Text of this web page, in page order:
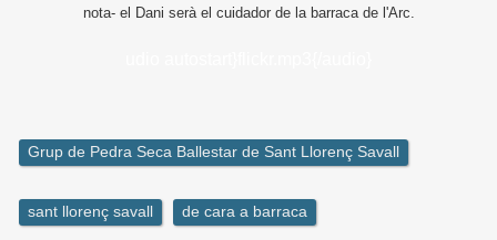
nota- el Dani serà el cuidador de la barraca de l'Arc.
Grup de Pedra Seca Ballestar de Sant Llorenç Savall
sant llorenç savall de cara a barraca